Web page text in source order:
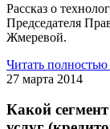
Рассказ о
Председателя
Жмеревой.
Читать полностью
27 марта 2014
Какой